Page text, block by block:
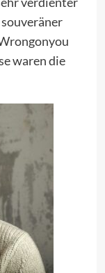
waren die